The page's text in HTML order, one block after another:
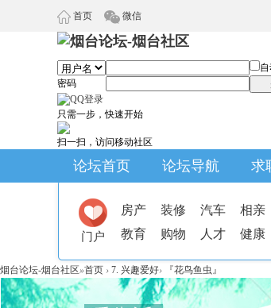
首页 微信
密码
只需一步，快速开始
扫一扫，访问移动社区
论坛首页 论坛导航 求
门户
房产 装修 汽车
相亲
教育
购物 人才 健康
烟台论坛-烟台社区»首页 › 7. 兴趣爱好› 『花鸟鱼虫』